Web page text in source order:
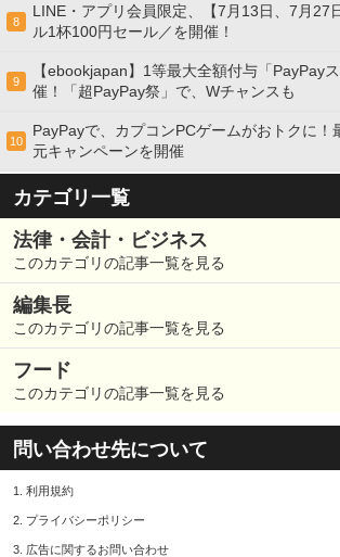
8
LINE・アプリ会員限定、【7月13日、7月27
ル1杯100円セール／を開催！
9
【ebookjapan】1等最大全額付与「PayPay
催！「超PayPay祭」で、Wチャンスも
10
PayPayで、カプコンPCゲームがおトクに！
元キャンペーンを開催
カテゴリ一覧
法律・会計・ビジネス
このカテゴリの記事一覧を見る
編集長
このカテゴリの記事一覧を見る
フード
このカテゴリの記事一覧を見る
問い合わせ先について
1. 利用規約
2. プライバシーポリシー
3. 広告に関するお問い合わせ